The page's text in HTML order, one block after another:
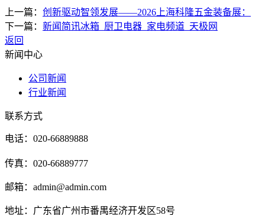
上一篇： 创新驱动智领发展——2026上海科隆五金装备展：
下一篇： 新闻简讯冰箱_厨卫电器_家电频道_天极网
返回
新闻中心
公司新闻
行业新闻
联系方式
电话：020-66889888
传真：020-66889777
邮箱：admin@admin.com
地址：广东省广州市番禺经济开发区58号